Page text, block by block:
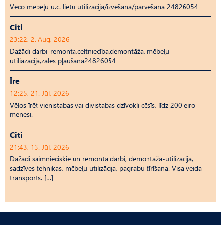
Veco mēbeļu u.c. lietu utilizācija/izvešana/pārvešana 24826054
Citi
23:22, 2. Aug, 2026
Dažādi darbi-remonta,celtniecība,demontāža, mēbeļu
utiliāzācija,zāles pļaušana24826054
Īrē
12:25, 21. Jūl, 2026
Vēlos īrēt vienistabas vai divistabas dzīvokli cēsīs, līdz 200 eiro
mēnesī.
Citi
21:43, 13. Jūl, 2026
Dažādi saimnieciskie un remonta darbi, demontāža-utilizācija,
sadzīves tehnikas, mēbeļu utilizācija, pagrabu tīrīšana. Visa veida
transports. […]